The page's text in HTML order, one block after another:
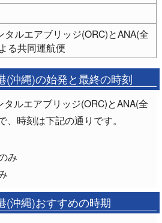
タルエアブリッジ(ORC)とANA(全
る共同運航便
(沖縄)の始発と最終の時刻
ルエアブリッジ(ORC)とANA(全
、時刻は下記の通りです。
み
(沖縄)おすすめの時期